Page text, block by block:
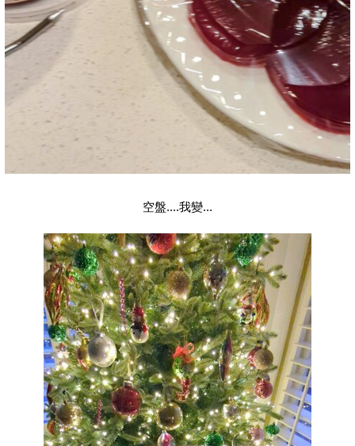
空盤....我變...